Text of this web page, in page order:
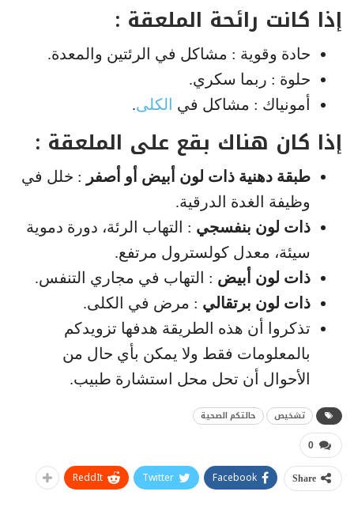
إذا كانت رائحة الملعقة :
حادة وقوية : مشاكل في الرئتين والمعدة.
حلوة : ربما سكري.
أمونياك : مشاكل في الكلى.
إذا كان هناك بقع على الملعقة :
طبقة دهنية ذات لون أبيض أو أصفر : خلل في
وظيفة الغدة الدرقية.
ذات لون بنفسجي : التهاب الرئة، دورة دموية
سيئة، معدل كولسترول مرتفع.
ذات لون أبيض : التهاب في مجاري التنفس.
ذات لون برتقالي : مرض في الكلى.
تذكروا أن هذه الطريقة هدفها تزويدكم
بالمعلومات فقط ولا يمكن بأي حال من
الأحوال أن تحل محل استشارة طبيب.
تشخيص حالتكم الصحية
0
Share
Facebook
Twitter
ReddIt